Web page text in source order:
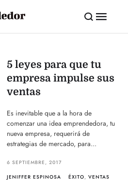
5 leyes para que tu
empresa impulse sus
ventas
Es inevitable que a la hora de
comenzar una idea emprendedora, tu
nueva empresa, requerirá de
estrategias de mercado, para...
6 SEPTIEMBRE, 2017
JENIFFER ESPINOSA
ÉXITO,VENTAS